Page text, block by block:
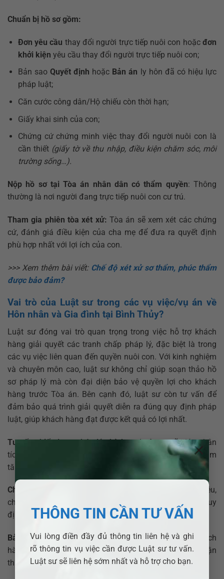
THÔNG TIN CẦN TƯ VẤN
Vui lòng điền đầy đủ thông tin liên hệ và ghi
rõ thông tin vụ việc cần được Luật sư tư vấn.
Luật sư sẽ liên hệ sớm nhất và hỗ trợ cho bạn.
×
Chuẩn bị hồ sơ gồm:
Đơn yêu cầu thay đổi người trực tiếp nuôi con hoặcđơn
khởi kiện yêu cầu thay đổi người trực tiếp nuôi con;
Bản sao Quyết định hoặc Bản án ly hôn đã có hiệu lực
pháp luật;
Căn cước công dân/Hộ chiếu còn thời hạn;
Giấy khai sinh của con;
Chứng cứ chứng minh việc thay đổi người nuôi con là
cần thiết (giấy tờ về thu nhập, điều kiện chăm sóc, môi
trường sống…).
Nộp hồ sơ tại Tòa án nhân dân có thẩm quyền: Thông
thường là nơi người đang trực tiếp nuôi con cư trú.
Tham gia phiên tòa xét xử: Tòa án sẽ xem xét các chứng
cứ, đánh giá điều kiện của cha mẹ để đưa ra quyết định
phù hợp nhất với lợi ích của con.
>>> Xem thêm bài viết: Chế độ xét xử sơ thẩm, phúc thẩm
được bảo đảm?
Vai trò của Luật sư trong các vụ việc/vụ án về
Hôn nhân và Gia đình tại Bình Thủy?
Luật sư đóng vai trò quan trọng trong việc hỗ trợ khách
hàng giải quyết các tranh chấp pháp lý, đặc biệt là trong
các vụ việc liên quan đến quyền nuôi con. Với kinh nghiệm
và chuyên môn cao, luật sư không chỉ giúp soạn thảo hồ
sơ pháp lý mà còn đại diện bảo vệ quyền lợi cho khách
hàng trước Tòa án. Bên cạnh đó, luật sư còn tư vấn để
đảm bảo quá trình giải quyết diễn ra đúng quy định pháp
luật, giúp khách hàng đạt được kết quả có lợi nhất.
Tư vấn chiến lược pháp lý phù hợp:Luật sư sẽ giúp phân
tích các yếu tố pháp lý, xác định hướng đi hợp lý nhằm
tăng cơ hội giành được quyền nuôi con.
Chuẩn bị hồ sơ đầy đủ và chặt chẽ:
Đảm bảo các tài liệu,
chứng cứ cần thiết được soạn thảo chính xác, đúng quy
định để tránh bị bác đơn.
Bảo vệ quyền lợi tại tòa:Luật sư có thể đại diện khách
hàng trong suốt quá trình tranh tụng, giúp bạn lập luận
thuyết phục trước Hội đồng xét xử.